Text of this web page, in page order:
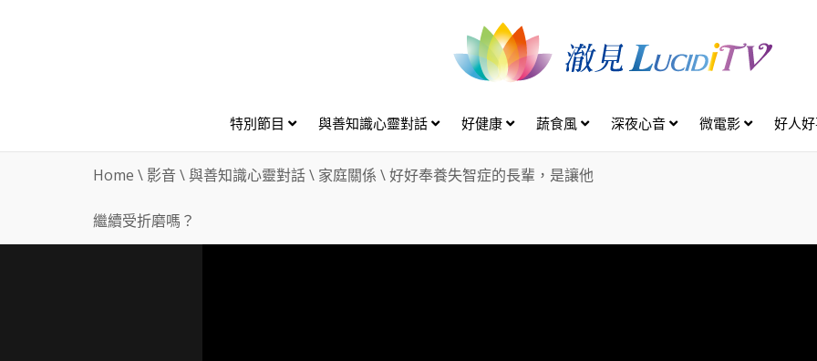
特別節目 與善知識心靈對話 好健康 蔬食風 深夜心音 微電影 好人
Home \ 影音 \與善知識心靈對話\ 家庭關係 \好好奉養失智症的長輩，是讓他
繼續受折磨嗎？